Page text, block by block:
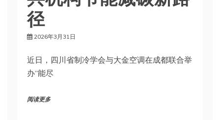
径
2026年3月31日
近日，四川省制冷学会与大金空调在成都联合举
办“能尽
阅读更多